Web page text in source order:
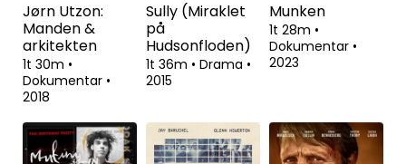
Jørn Utzon:
Manden &
arkitekten
1t 30m •
Dokumentar •
2018
Sully (Miraklet
på
Hudsonfloden)
1t 36m • Drama •
2015
Munken
1t 28m •
Dokumentar •
2023